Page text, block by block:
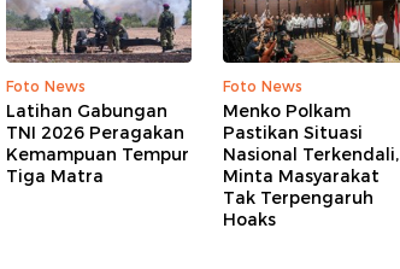
Foto News
Latihan Gabungan
TNI 2026 Peragakan
Kemampuan Tempur
Tiga Matra
Foto News
Menko Polkam
Pastikan Situasi
Nasional Terkendali,
Minta Masyarakat
Tak Terpengaruh
Hoaks